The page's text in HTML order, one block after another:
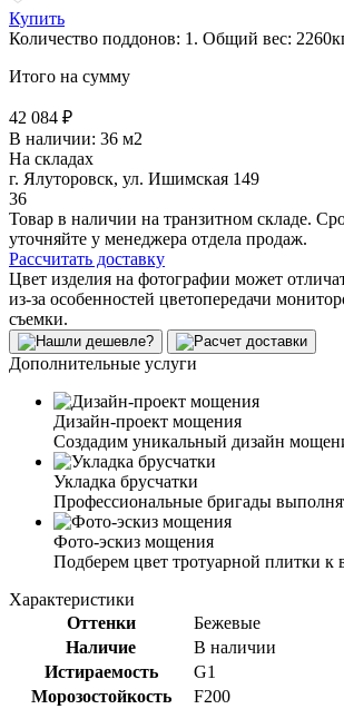
Купить
Количество поддонов: 1 . Общий вес: 2260
Итого на сумму
42 084 ₽
В наличии: 36 м2
На складах
г. Ялуторовск, ул. Ишимская 149
36
Товар в наличии на транзитном складе.
уточняйте у менеджера отдела продаж.
Рассчитать доставку
Цвет изделия на фотографии может
из-за особенностей цветопередачи
съемки.
Дополнительные услуги
Дизайн-проект мощения
Создадим уникальный дизайн
Укладка брусчатки
Профессиональные бригады
Фото-эскиз мощения
Подберем цвет тротуарной плитки к
Характеристики
Оттенки
Бежевые
Наличие
В наличии
Истираемость
G1
Морозостойкость
F200